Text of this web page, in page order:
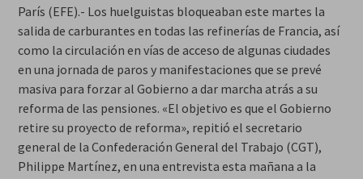
París (EFE).- Los huelguistas bloqueaban este martes la
salida de carburantes en todas las refinerías de Francia, así
como la circulación en vías de acceso de algunas ciudades
en una jornada de paros y manifestaciones que se prevé
masiva para forzar al Gobierno a dar marcha atrás a su
reforma de las pensiones. «El objetivo es que el Gobierno
retire su proyecto de reforma», repitió el secretario
general de la Confederación General del Trabajo (CGT),
Philippe Martínez, en una entrevista esta mañana a la